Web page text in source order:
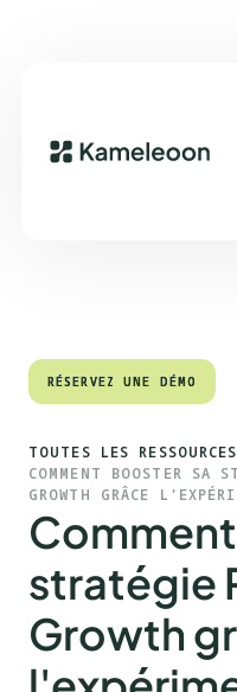
Sommaire
RÉSERVEZ UNE DÉMO
RÉSERVEZ UNE DÉMO
TOUTES LES RESSOURCES
COMMENT BOOSTER SA
GROWTH GRÂCE
stratégie
Growth